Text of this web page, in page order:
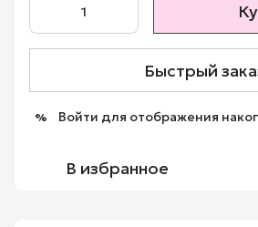
Быстрый
% Войти для отображения
В избранное